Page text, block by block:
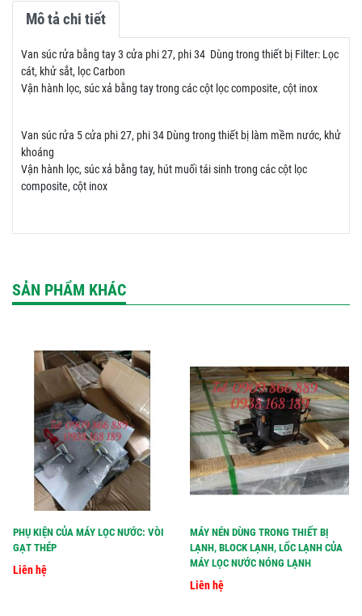
Mô tả chi tiết
Van súc rửa bằng tay 3 cửa phi 27, phi 34 Dùng trong thiết bị Filter: Lọc
cát, khử sắt, lọc Carbon
Vận hành lọc, súc xả bằng tay trong các cột lọc composite, cột inox
Van súc rửa 5 cửa phi 27, phi 34 Dùng trong thiết bị làm mềm nước, khử
khoáng
Vận hành lọc, súc xả bằng tay, hút muối tái sinh trong các cột lọc
composite, cột inox
SẢN PHẨM KHÁC
PHỤ KIỆN CỦA MÁY LỌC NƯỚC: VÒI
GẠT THÉP
Liên hệ
MÁY NÉN DÙNG TRONG THIẾT BỊ
LẠNH, BLOCK LẠNH, LỐC LẠNH CỦA
MÁY LỌC NƯỚC NÓNG LẠNH
Liên hệ